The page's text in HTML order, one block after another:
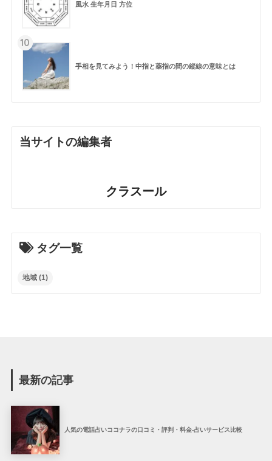
風水 生年月日 方位
10
手相を見てみよう！中指と薬指の間の縦線の意味とは
当サイトの編集者
クラスール
タグ一覧
地域(1)
最新の記事
人気の電話占いココナラの口コミ・評判・料金-占いサービス比較